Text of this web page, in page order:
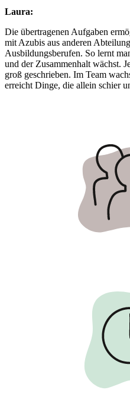
Laura:
Die übertragenen Aufgaben
mit Azubis aus anderen
Ausbildungsberufen. So lernt
und der Zusammenhalt wächst.
groß geschrieben. Im Team
erreicht Dinge, die allein schier